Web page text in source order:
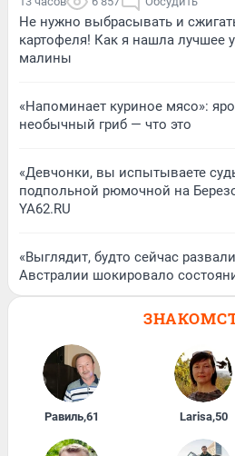
Не нужно выбрасывать и
картофеля! Как я нашла лучшее
малины
«Напоминает куриное мясо»:
необычный гриб — что это
«Девчонки, вы испытываете
подпольной рюмочной на
YA62.RU
«Выглядит, будто сейчас
Австралии шокировало
Равиль,61 Larisa,50